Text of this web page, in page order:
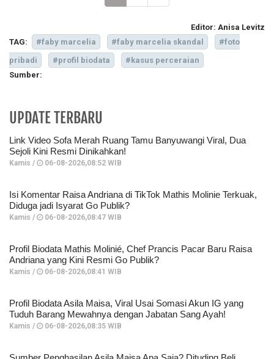
Editor: Anisa Levitz
TAG:
#faby marcelia #faby marcelia skandal
#foto
pribadi
#profil biodata
#kasus perceraian
Sumber:
UPDATE TERBARU
Link Video Sofa Merah Ruang Tamu Banyuwangi Viral, Dua
Sejoli Kini Resmi Dinikahkan!
Kamis / 06-08-2026,08:52 WIB
Isi Komentar Raisa Andriana di TikTok Mathis Molinie Terkuak,
Diduga jadi Isyarat Go Publik?
Kamis / 06-08-2026,08:47 WIB
Profil Biodata Mathis Molinié, Chef Prancis Pacar Baru Raisa
Andriana yang Kini Resmi Go Publik?
Kamis / 06-08-2026,08:41 WIB
Profil Biodata Asila Maisa, Viral Usai Somasi Akun IG yang
Tuduh Barang Mewahnya dengan Jabatan Sang Ayah!
Kamis / 06-08-2026,08:35 WIB